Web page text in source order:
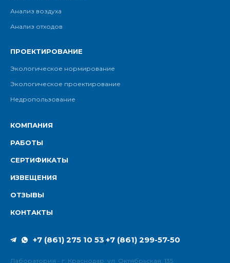
Анализ воздуха
Анализ отходов
ПРОЕКТИРОВАНИЕ
Экологическое нормирование
Экологическое проектирование
Недропользование
КОМПАНИЯ
РАБОТЫ
СЕРТИФИКАТЫ
ИЗВЕЩЕНИЯ
ОТЗЫВЫ
КОНТАКТЫ
+7 (861) 275 10 53,+7 (861) 299-57-50
Лаборатория - г. Краснодар, ул. Октябрьская, 135